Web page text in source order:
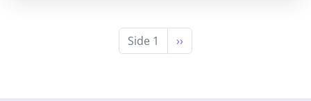
Side 1 Neste side
››